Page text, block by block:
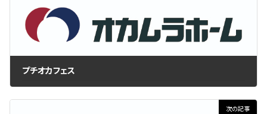
プチオカフェス
次の記事